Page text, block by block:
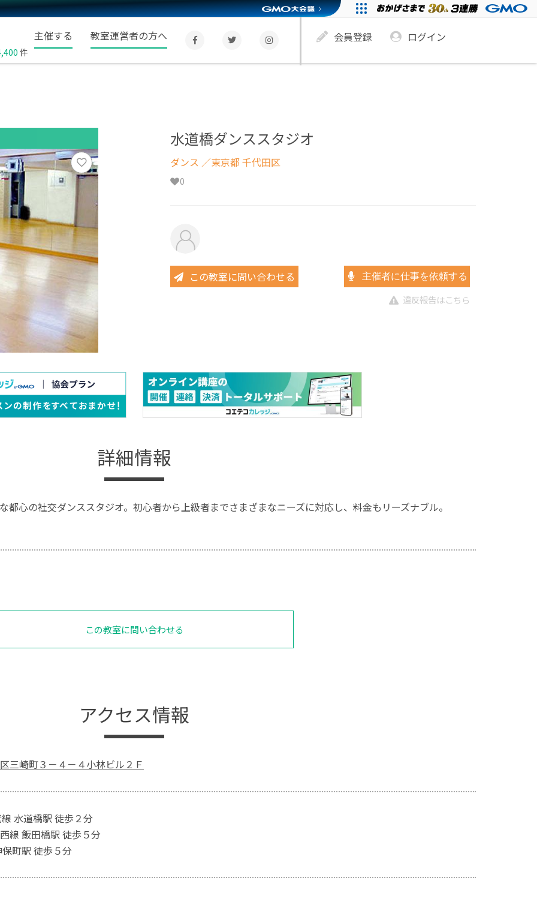
件
主催する 教室運営者の方へ 会員登録 ログイン
水道橋ダンススタジオ
ダンス ／東京都 千代田区
0
この教室に問い合わせる 主催者に仕事を依頼する
違反報告はこちら
詳細情報
都心の社交ダンススタジオ。初心者から上級者までさまざまなニーズに対応し、料金もリーズナブル。
この教室に問い合わせる
アクセス情報
三崎町３－４－４小林ビル２Ｆ
水道橋駅 徒歩２分
線 飯田橋駅 徒歩５分
町駅 徒歩５分